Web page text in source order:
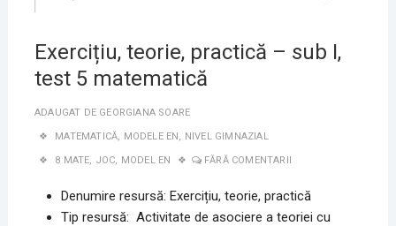
Exercițiu, teorie, practică – sub I,
test 5 matematică
ADAUGAT DE GEORGIANA SOARE
MATEMATICĂ, MODELE EN, NIVEL GIMNAZIAL
8 MATE, JOC, MODEL EN FĂRĂ COMENTARII
Denumire resursă: Exercițiu, teorie, practică
Tip resursă: Activitate de asociere a teoriei cu